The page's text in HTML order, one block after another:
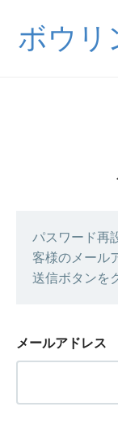
ボウリ
パスワード再
客様のメール
送信ボタンを
メールアドレス